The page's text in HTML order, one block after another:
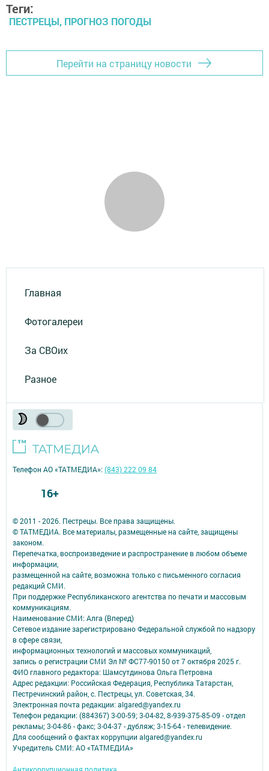
Теги:
ПЕСТРЕЦЫ, ПРОГНОЗ ПОГОДЫ
Перейти на страницу новости
Главная
Фотогалереи
За СВОих
Разное
© 2011 - 2026. Пестрецы. Все права защищены.
© ТАТМЕДИА. Все материалы, размещенные на сайте, защищены
законом.
Перепечатка, воспроизведение и распространение в любом объеме
информации,
размещенной на сайте, возможна только с письменного согласия
редакций СМИ.
При поддержке Республиканского агентства по печати и массовым
коммуникациям.
Наименование СМИ: Алга (Вперед)
Сетевое издание зарегистрировано Федеральной службой по надзору
в сфере связи,
информационных технологий и массовых коммуникаций,
запись о регистрации СМИ Эл № ФС77-90150 от 7 октября 2025 г.
ФИО главного редактора: Шамсутдинова Ольга Петровна
Адрес редакции: Российская Федерация, Республика Татарстан,
Пестречинский район, с. Пестрецы, ул. Советская, 34.
Электронная почта редакции: algared@yandex.ru
Телефон редакции: (884367) 3-00-59; 3-04-82, 8-939-375-85-09 - отдел
рекламы; 3-04-86 - факс; 3-04-37 - дубляж; 3-15-64 - телевидение.
Для сообщений о фактах коррупции algared@yandex.ru
Учредитель СМИ: АО «ТАТМЕДИА»
Антикоррупционная политика
Телефон АО «ТАТМЕДИА»:(843) 222 09 84
16+